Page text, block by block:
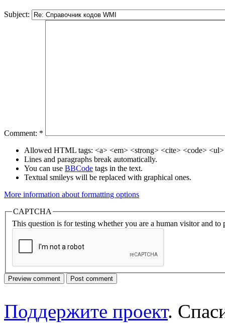
Subject:
Comment: *
Allowed HTML tags: <a> <em> <strong> <cite> <code>
Lines and paragraphs break automatically.
You can use BBCode tags in the text.
Textual smileys will be replaced with graphical ones.
More information about formatting options
CAPTCHA
This question is for testing whether you are a human visitor and to
Поддержите проект.